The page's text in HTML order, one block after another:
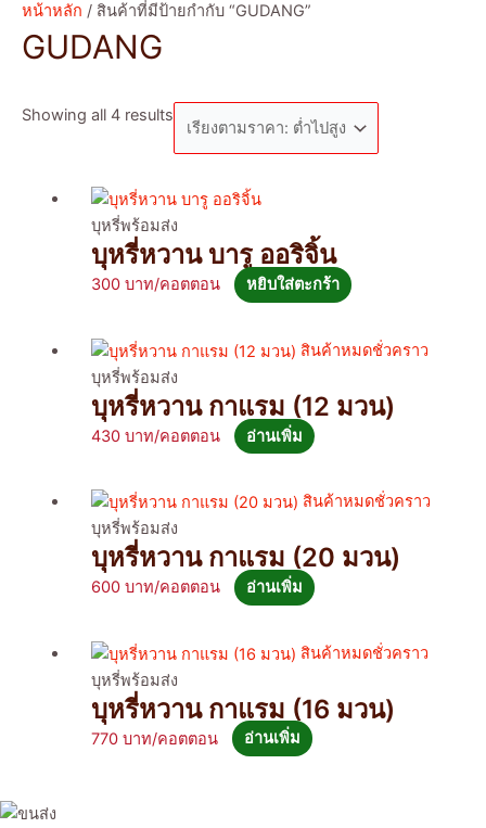
หน้าหลัก / สินค้าที่มีป้ายกำกับ “GUDANG”
GUDANG
Showing all 4 results
บุหรี่พร้อมส่ง
บุหรี่หวาน บารู ออริจิ้น
300 หยิบใส่ตะกร้า
สินค้าหมดชั่วคราว
บุหรี่พร้อมส่ง
บุหรี่หวาน กาแรม (12 มวน)
430 อ่านเพิ่ม
สินค้าหมดชั่วคราว
บุหรี่พร้อมส่ง
บุหรี่หวาน กาแรม (20 มวน)
600 อ่านเพิ่ม
สินค้าหมดชั่วคราว
บุหรี่พร้อมส่ง
บุหรี่หวาน กาแรม (16 มวน)
770 อ่านเพิ่ม